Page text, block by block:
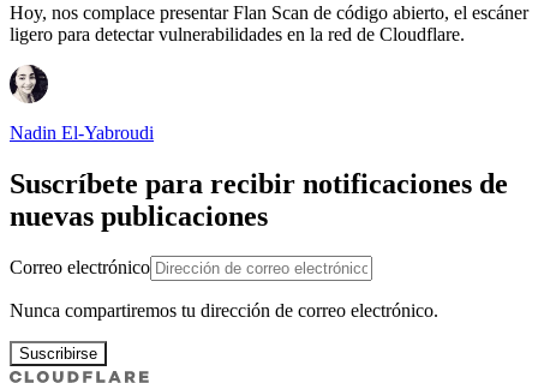
Hoy, nos complace presentar Flan Scan de código abierto, el escáner
ligero para detectar vulnerabilidades en la red de Cloudflare.
Nadin El-Yabroudi
Suscríbete para recibir notificaciones de
nuevas publicaciones
Correo electrónico
Nunca compartiremos tu dirección de correo electrónico.
Suscribirse